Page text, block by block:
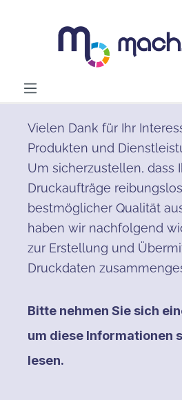
Vielen Dank für Ihr
Produkten und
Um sicherzustellen, dass
Druckaufträge
bestmöglicher Qualität
haben wir nachfolgend
zur Erstellung und
Druckdaten
Bitte nehmen Sie sich
um diese Informationen
lesen.